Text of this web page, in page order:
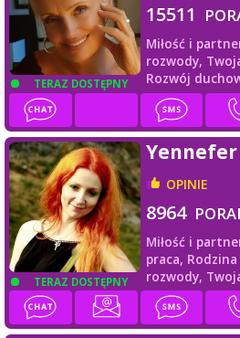
TERAZ DOSTĘPNY
15511
Miłość i
rozwody,
Rozwój
TERAZ DOSTĘPNY
Yennefer
OPINIE
8964
Miłość i
praca,
rozwody,